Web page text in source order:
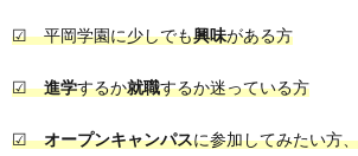
☑ 平岡学園に少しでも興味がある方
☑進学するか就職するか迷っている方
☑オープンキャンパスに参加してみたい方